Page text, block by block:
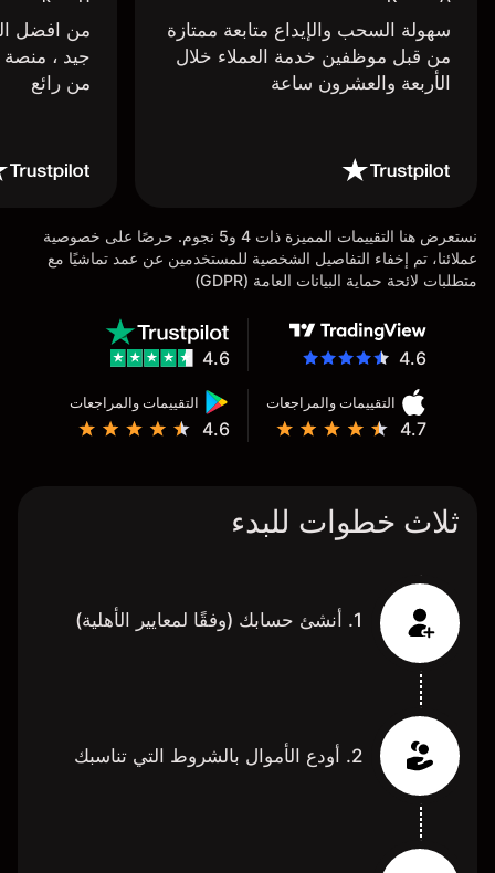
سهولة السحب والإيداع متابعة ممتازة
من قبل موظفين خدمة العملاء خلال
الأربعة والعشرون ساعة
من افضل
جيد ،
من رائع
نستعرض هنا التقييمات المميزة ذات 4 و5 نجوم. حرصًا على خصوصية
عملائنا، تم إخفاء التفاصيل الشخصية للمستخدمين عن عمد تماشيًا مع
متطلبات لائحة حماية البيانات العامة (GDPR)
4.6
التقييمات والمراجعات
4.7
التقييمات والمراجعات
4.6
4.6
ثلاث خطوات للبدء
1. أنشئ حسابك (وفقًا لمعايير الأهلية)
2. أودع الأموال بالشروط التي تناسبك